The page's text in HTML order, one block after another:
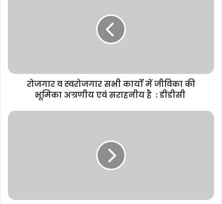
रोजगार व स्‍वरोजगार सभी कार्यों में जीविका की
भूमिका अग्रणीय एवं सराहनीय है : डीडीसी